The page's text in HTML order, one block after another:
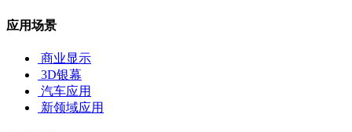
应用场景
商业显示
3D银幕
汽车应用
新领域应用